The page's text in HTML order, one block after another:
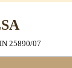
25890/07